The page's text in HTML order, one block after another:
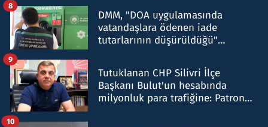
DMM, "DOA uygulamasında
vatandaşlara ödenen iade
tutarlarının düşürüldüğü"
8
Tutuklanan CHP Silivri İlçe
Başkanı Bulut'un hesabında
milyonluk para trafiğine: Patron
9
10